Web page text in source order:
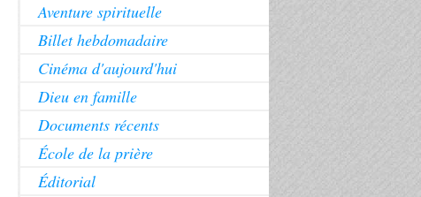
Aventure spirituelle
Billet hebdomadaire
Cinéma d'aujourd'hui
Dieu en famille
Documents récents
École de la prière
Éditorial